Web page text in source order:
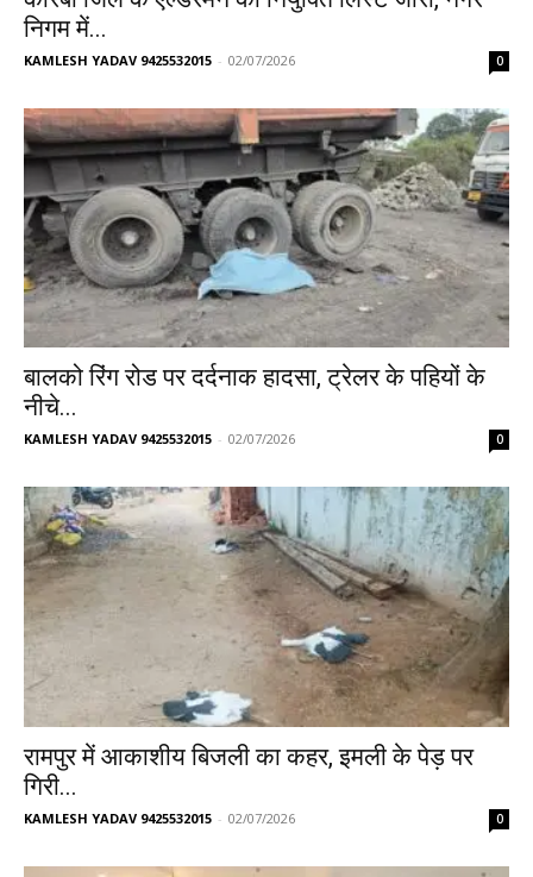
निगम में...
KAMLESH YADAV 9425532015 - 02/07/2026 0
बालको रिंग रोड पर दर्दनाक हादसा, ट्रेलर के पहियों के
नीचे...
KAMLESH YADAV 9425532015 - 02/07/2026 0
रामपुर में आकाशीय बिजली का कहर, इमली के पेड़ पर
गिरी...
KAMLESH YADAV 9425532015 - 02/07/2026 0